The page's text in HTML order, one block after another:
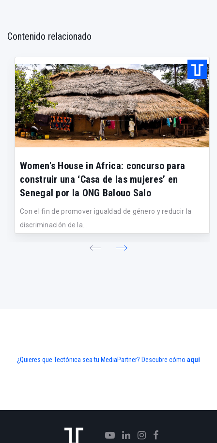
Contenido relacionado
Women's House in Africa: concurso para
construir una ‘Casa de las mujeres’ en
Senegal por la ONG Balouo Salo
Con el fin de promover igualdad de género y reducir la
discriminación de la...
¿Quieres que Tectónica sea tu MediaPartner? Descubre cómo aquí